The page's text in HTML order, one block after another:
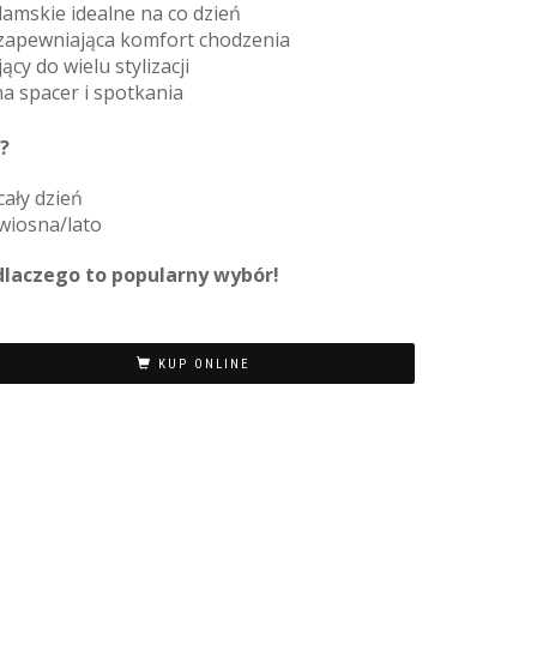
idealne na co dzień
komfort chodzenia
do wielu stylizacji
spacer i spotkania
dzień
lato
to popularny wybór!
KUP ONLINE